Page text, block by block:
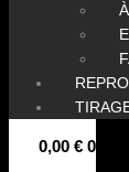
0,00 € 0